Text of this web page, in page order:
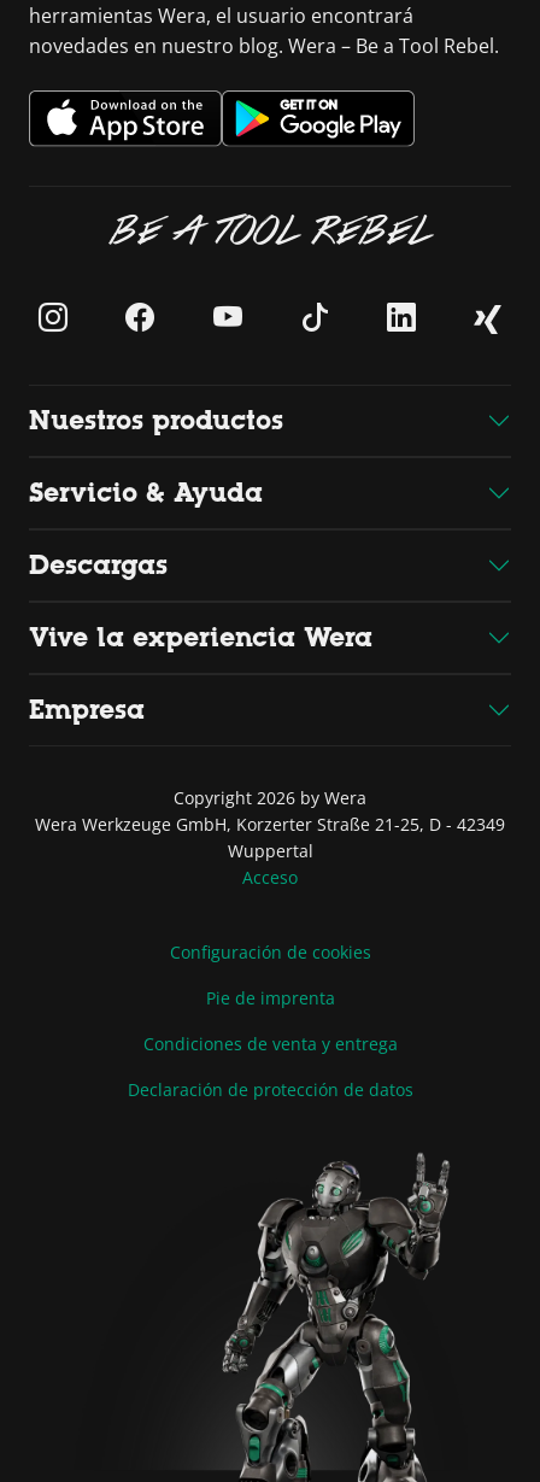
herramientas Wera, el usuario encontrará
novedades en nuestro blog. Wera – Be a Tool Rebel.
BE A TOOL REBEL
Nuestros productos
Servicio & Ayuda
Descargas
Vive la experiencia Wera
Empresa
Copyright 2026 by Wera
Wera Werkzeuge GmbH, Korzerter Straße 21-25, D - 42349
Wuppertal
Acceso
Configuración de cookies
Pie de imprenta
Condiciones de venta y entrega
Declaración de protección de datos